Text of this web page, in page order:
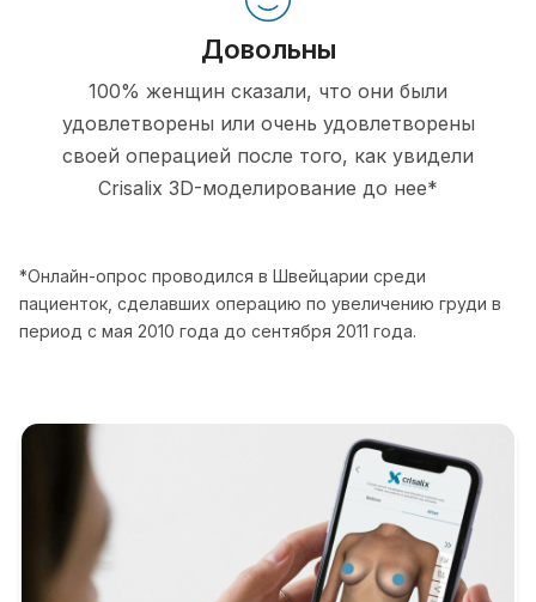
Довольны
100% женщин сказали, что они были
удовлетворены или очень удовлетворены
своей операцией после того, как увидели
Crisalix 3D-моделирование до нее*
*Онлайн-опрос проводился в Швейцарии среди
пациенток, сделавших операцию по увеличению груди в
период с мая 2010 года до сентября 2011 года.